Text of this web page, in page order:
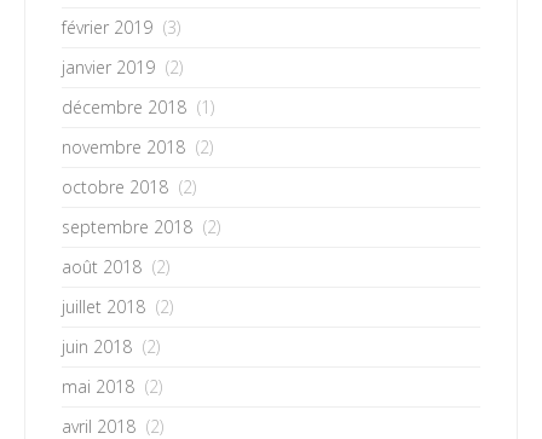
février 2019 (3)
janvier 2019 (2)
décembre 2018 (1)
novembre 2018 (2)
octobre 2018 (2)
septembre 2018 (2)
août 2018 (2)
juillet 2018 (2)
juin 2018 (2)
mai 2018 (2)
avril 2018 (2)